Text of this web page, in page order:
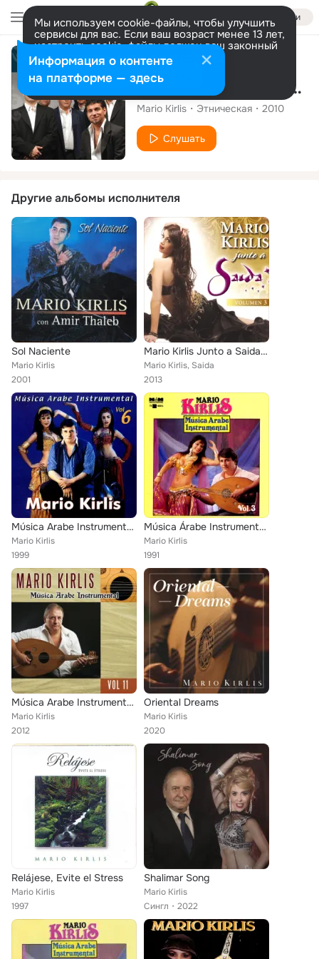
Войти
Мы используем cookie-файлы, чтобы улучшить
сервисы для вас. Если ваш возраст менее 13 лет,
настроить cookie-файлы должен ваш законный
представитель. Больше информации
Разрешить все Настроить
Альбом
Musica Arabe Instrumental Vol. IX
Mario Kirlis Этническая 2010
Слушать
Другие альбомы исполнителя
Sol Naciente
Mario Kirlis
2001
Mario Kirlis Junto a Saida Vol 3
Mario Kirlis, Saida
2013
Música Arabe Instrumental Vol. 6
Mario Kirlis
1999
Música Árabe Instrumental Vol 3
Mario Kirlis
1991
Música Arabe Instrumental Vol.11
Mario Kirlis
2012
Oriental Dreams
Mario Kirlis
2020
Relájese, Evite el Stress
Mario Kirlis
1997
Shalimar Song
Mario Kirlis
Сингл
2022
Информация о контенте
на платформе — здесь